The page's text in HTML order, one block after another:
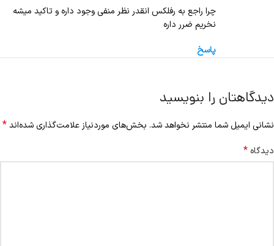
چرا راجع به رفلکس انقدر نظر منفی وجود داره و تاکید میشه
نخریم ضرر داره
پاسخ
دیدگاهتان را بنویسید
نشانی ایمیل شما منتشر نخواهد شد. بخش‌های موردنیاز علامت‌گذاری شده‌اند*
دیدگاه *